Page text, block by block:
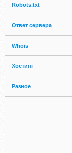
Robots.txt
Ответ сервера
Whois
Хостинг
Разное